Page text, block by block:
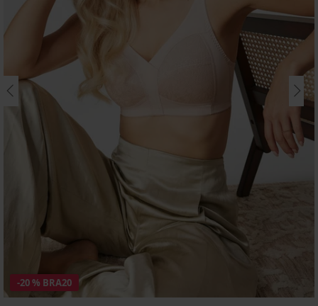
-20 % BRA20